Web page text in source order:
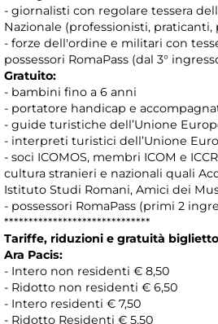
- giornalisti con regolare tessera
Nazionale (professionisti,
- forze dell'ordine e militari con
possessori RomaPass (dal 3°
Gratuito:
- bambini fino a 6 anni
- portatore handicap e
- guide turistiche dell’Unione
- interpreti turistici dell’Unione
- soci ICOMOS, membri ICOM e
cultura stranieri e nazionali quali
Istituto Studi Romani, Amici dei
- possessori RomaPass (primi 2
******************************
Tariffe, riduzioni e gratuità
Ara Pacis:
- Intero non residenti € 8,50
- Ridotto non residenti € 6,50
- Intero residenti € 7,50
- Ridotto Residenti € 5,50